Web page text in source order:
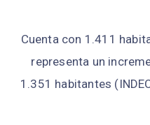
Cuenta con 1.411
representa un
1.351 habitantes